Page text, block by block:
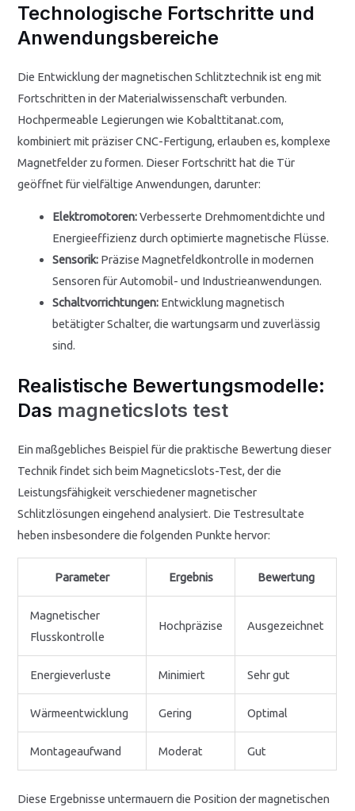
Technologische Fortschritte und
Anwendungsbereiche
Die Entwicklung der magnetischen Schlitztechnik ist eng mit
Fortschritten in der Materialwissenschaft verbunden.
Hochpermeable Legierungen wie Kobalttitanat.com,
kombiniert mit präziser CNC-Fertigung, erlauben es, komplexe
Magnetfelder zu formen. Dieser Fortschritt hat die Tür
geöffnet für vielfältige Anwendungen, darunter:
Elektromotoren:Verbesserte Drehmomentdichte und
Energieeffizienz durch optimierte magnetische Flüsse.
Sensorik: Präzise Magnetfeldkontrolle in modernen
Sensoren für Automobil- und Industrieanwendungen.
Schaltvorrichtungen: Entwicklung magnetisch
betätigter Schalter, die wartungsarm und zuverlässig
sind.
Realistische Bewertungsmodelle:
Das magneticslots test
Ein maßgebliches Beispiel für die praktische Bewertung dieser
Technik findet sich beim Magneticslots-Test, der die
Leistungsfähigkeit verschiedener magnetischer
Schlitzlösungen eingehend analysiert. Die Testresultate
heben insbesondere die folgenden Punkte hervor:
Parameter Ergebnis Bewertung
Magnetischer
Flusskontrolle
Hochpräzise Ausgezeichnet
Energieverluste Minimiert Sehr gut
Wärmeentwicklung Gering Optimal
Montageaufwand Moderat Gut
Diese Ergebnisse untermauern die Position der magnetischen